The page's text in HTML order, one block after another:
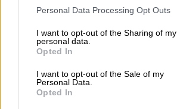
Please note that this website/app uses
not limited to your visit or usage behaviour.
grant or deny consent to Google and its
use your data for below specified
consent section.
Personal Data Processing Opt Outs
I want to opt-out of the Sharing of my
personal data.
Opted In
I want to opt-out of the Sale of my
Personal Data.
Opted In
Στις 6 Απριλίου 2021 η Ρούλα
Ρούλα Πισπιρίγκου έχει
Μάνο Δασκαλάκη και του λέει
Πισπιρίγκου: Να μου